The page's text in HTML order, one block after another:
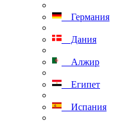
Германия
Дания
Алжир
Египет
Испания